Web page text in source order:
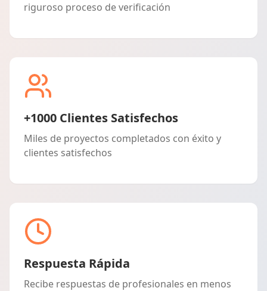
riguroso proceso de verificación
+1000 Clientes Satisfechos
Miles de proyectos completados con éxito y
clientes satisfechos
Respuesta Rápida
Recibe respuestas de profesionales en menos